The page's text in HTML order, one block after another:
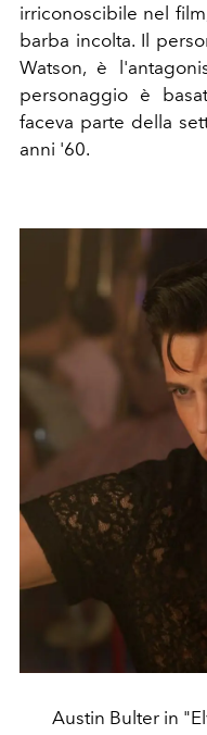
irriconoscibile nel
barba incolta. Il
Watson, è
personaggio è
faceva parte della
anni '60.
Austin Bulter in